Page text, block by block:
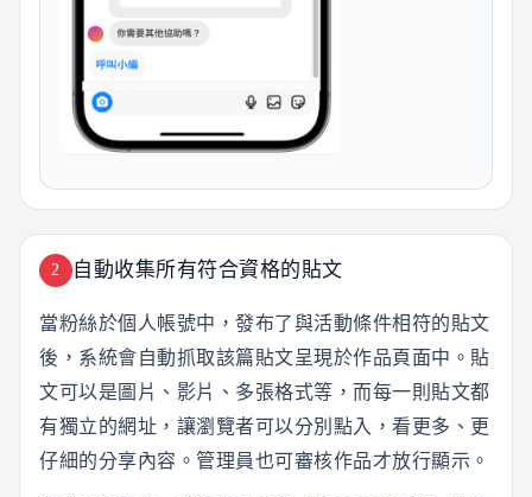
2 自動收集所有符合資格的貼文
當粉絲於個人帳號中，發布了與活動條件相符的貼文
後，系統會自動抓取該篇貼文呈現於作品頁面中。貼
文可以是圖片、影片、多張格式等，而每一則貼文都
有獨立的網址，讓瀏覽者可以分別點入，看更多、更
仔細的分享內容。管理員也可審核作品才放行顯示。